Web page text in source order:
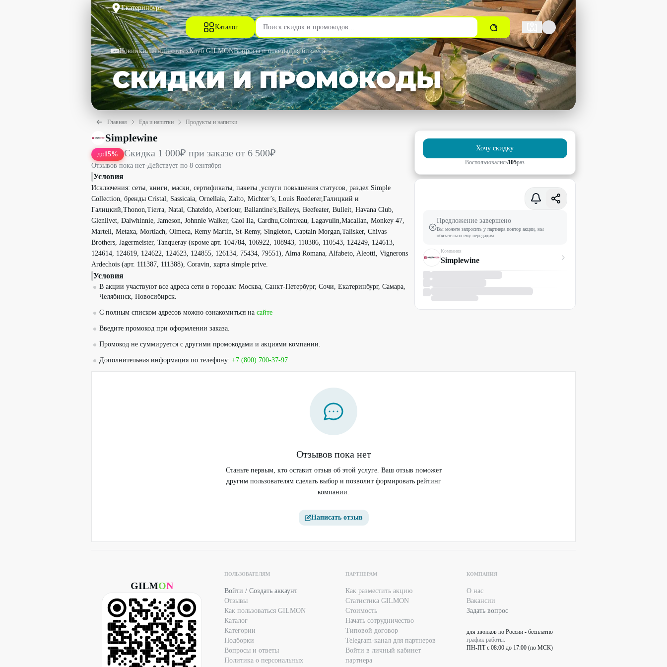
Екатеринбург
Каталог
НовинкиЛетний отдыхКлуб GILMONВопросы и ответыДля бизнеса
Главная Еда и напитки Продукты и напитки
Скидка 1 000₽ при заказе от 6 500₽ со скидкой до 15% - Simplewine в Екатеринбурге
Simplewine
ДО15% Скидка 1 000₽ при заказе от 6 500₽
Отзывов пока нет·Действует по 8 сентября
Условия
Исключения: сеты, книги, маски, сертификаты, пакеты ,услуги повышения статусов, раздел Simple
Collection, бренды Cristal, Sassicaia, Ornellaia, Zalto, Michter’s, Louis Roederer,Галицкий и
Галицкий,Thonon,Tierra, Natal, Chateldo, Aberlour, Ballantine's,Baileys, Beefeater, Bulleit, Havana Club,
Glenlivet, Dalwhinnie, Jameson, Johnnie Walker, Caol Ila, Cardhu,Cointreau, Lagavulin,Macallan, Monkey 47,
Martell, Metaxa, Mortlach, Olmeca, Remy Martin, St-Remy, Singleton, Captain Morgan,Talisker, Chivas
Brothers, Jagermeister, Tanqueray (кроме арт. 104784, 106922, 108943, 110386, 110543, 124249, 124613,
124614, 124619, 124622, 124623, 124855, 126134, 75434, 79551), Alma Romana, Alfabeto, Aleotti, Vignerons
Ardechois (арт. 111387, 111388), Coravin, карта simple prive.
Условия
В акции участвуют все адреса сети в городах: Москва, Санкт-Петербург, Сочи, Екатеринбург, Самара,
Челябинск, Новосибирск.
С полным списком адресов можно ознакомиться на сайте
Введите промокод при оформлении заказа.
Промокод не суммируется с другими промокодами и акциями компании.
Дополнительная информация по телефону: +7 (800) 700-37-97
Хочу скидку
Воспользовались105раз
Предложение завершено
Вы можете запросить у партнера повтор акции, мы
обязательно ему передадим
Компания
Simplewine
Отзывов пока нет
Станьте первым, кто оставит отзыв об этой услуге. Ваш отзыв поможет
другим пользователям сделать выбор и позволит формировать рейтинг
компании.
Написать отзыв
GILMON
ПОЛЬЗОВАТЕЛЯМ
Войти / Создать аккаунт
Отзывы
Как пользоваться GILMON
Каталог
Категории
Подборки
Вопросы и ответы
Политика о персональных
ПАРТНЕРАМ
Как разместить акцию
Статистика GILMON
Стоимость
Начать сотрудничество
Типовой договор
Telegram-канал для партнеров
Войти в личный кабинет
партнера
КОМПАНИЯ
О нас
Вакансии
Задать вопрос
для звонков по России - бесплатно
график работы:
ПН-ПТ с 08:00 до 17:00 (по МСК)